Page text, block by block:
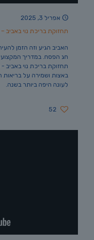
אפריל 3, 2025
תחזוקת בריכת נוי באביב
האביב הגיע וזה הזמן
חג הפסח. במדריך
תחזוקת בריכת נוי באביב -
באצות ושמירה על בריאות
לעונה היפה ביותר בשנה.
52